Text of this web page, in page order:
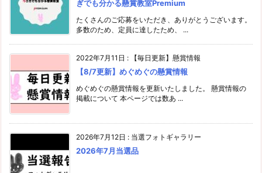
ぎでも分かる懸賞教室Premium
たくさんのご応募をいただき、ありがとうございます。
多数のため、定員に達したため、 ...
2022年7月11日 : 【毎日更新】懸賞情報
【8/7更新】めぐめぐの懸賞情報
めぐめぐの懸賞情報を更新いたしました。 懸賞情報の
掲載について 本ページでは数あ ...
2026年7月12日 : 当選フォトギャラリー
2026年7月当選品